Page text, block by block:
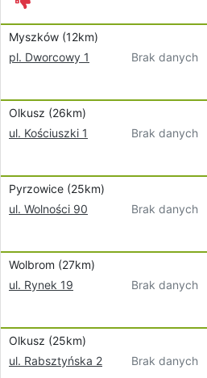
Myszków (12km)
pl. Dworcowy 1
Brak danych
Olkusz (26km)
ul. Kościuszki 1
Brak danych
Pyrzowice (25km)
ul. Wolności 90
Brak danych
Wolbrom (27km)
ul. Rynek 19
Brak danych
Olkusz (25km)
ul. Rabsztyńska 2
Brak danych